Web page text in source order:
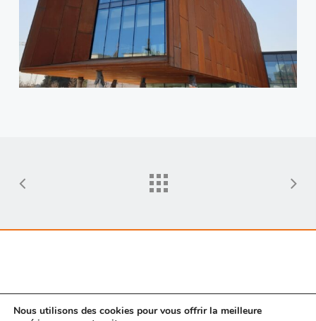
Nous utilisons des cookies pour vous offrir la meilleure